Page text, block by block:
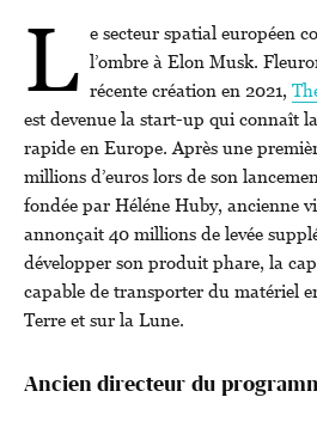
L e secteur spatial européen
l’ombre à Elon Musk.
récente création en 2021,
est devenue la start-up qui connaît
rapide en Europe. Après une
millions d’euros lors de son
fondée par Héléne Huby, ancienne
annonçait 40 millions de levée
développer son produit phare, la
capable de transporter du matériel
Terre et sur la Lune.
Ancien directeur du